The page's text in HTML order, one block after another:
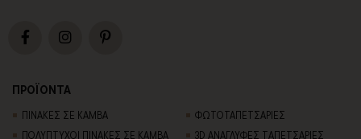
ΠΡΟΪΟΝΤΑ
ΠΙΝΑΚΕΣ ΣΕ ΚΑΜΒΑ
ΠΟΛΥΠΤΥΧΟΙ ΠΙΝΑΚΕΣ ΣΕ ΚΑΜΒΑ
ΦΩΤΟΤΑΠΕΤΣΑΡΙΕΣ
3D AΝΑΓΛΥΦΕΣ TΑΠΕΤΣΑΡΙΕΣ